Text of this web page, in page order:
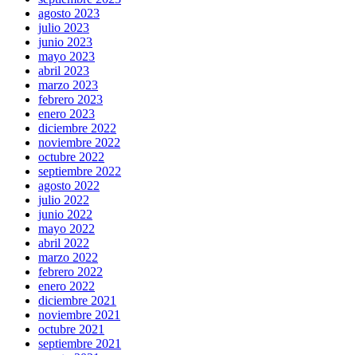
agosto 2023
julio 2023
junio 2023
mayo 2023
abril 2023
marzo 2023
febrero 2023
enero 2023
diciembre 2022
noviembre 2022
octubre 2022
septiembre 2022
agosto 2022
julio 2022
junio 2022
mayo 2022
abril 2022
marzo 2022
febrero 2022
enero 2022
diciembre 2021
noviembre 2021
octubre 2021
septiembre 2021